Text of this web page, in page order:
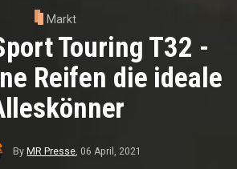
Markt
Touring T32 -
Reifen die ideale
By MR Presse, 06 April, 2021